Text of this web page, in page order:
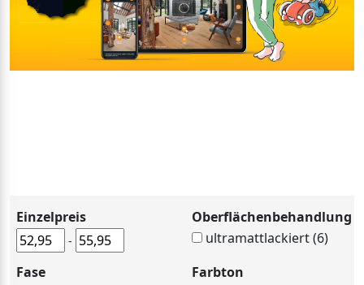
Einzelpreis
-
Oberflächenbehandlung
ultramattlackiert (6)
Fase
Farbton